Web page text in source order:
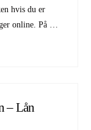
hvis du er
online. På …
– Lån